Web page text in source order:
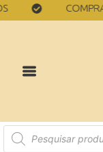
COMPRA